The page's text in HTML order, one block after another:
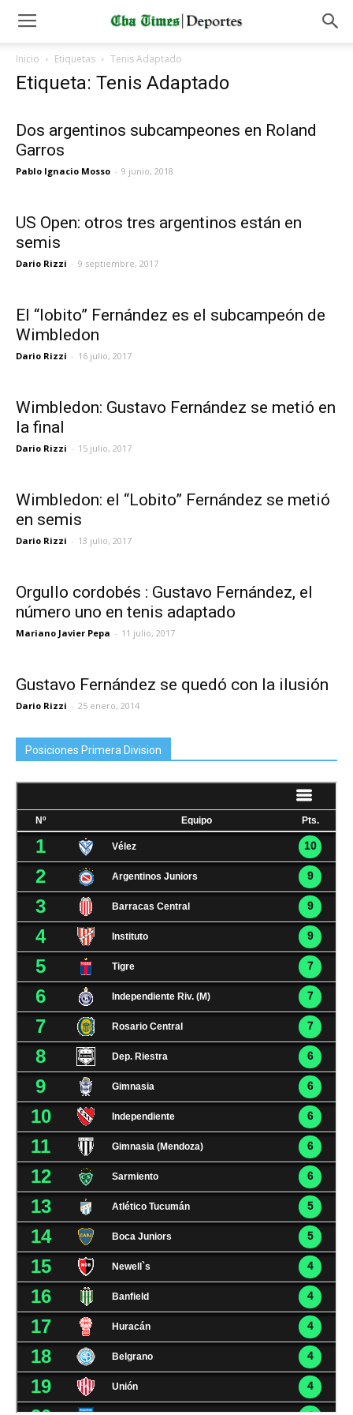
Inicio Etiquetas Tenis Adaptado
Etiqueta: Tenis Adaptado
Dos argentinos subcampeones en Roland
Garros
Pablo Ignacio Mosso - 9 junio, 2018
US Open: otros tres argentinos están en
semis
Dario Rizzi - 9 septiembre, 2017
El “lobito” Fernández es el subcampeón de
Wimbledon
Dario Rizzi - 16 julio, 2017
Wimbledon: Gustavo Fernández se metió en
la final
Dario Rizzi - 15 julio, 2017
Wimbledon: el “Lobito” Fernández se metió
en semis
Dario Rizzi - 13 julio, 2017
Orgullo cordobés : Gustavo Fernández, el
número uno en tenis adaptado
Mariano Javier Pepa - 11 julio, 2017
Gustavo Fernández se quedó con la ilusión
Dario Rizzi - 25 enero, 2014
Posiciones Primera Division